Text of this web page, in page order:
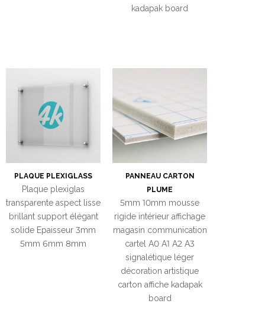
kadapak board
PLAQUE PLEXIGLASS
Plaque plexiglas
transparente aspect lisse
brillant support élégant
solide Epaisseur 3mm
5mm 6mm 8mm
PANNEAU CARTON
PLUME
5mm 10mm mousse
rigide intérieur affichage
magasin communication
cartel A0 A1 A2 A3
signalétique léger
décoration artistique
carton affiche kadapak
board